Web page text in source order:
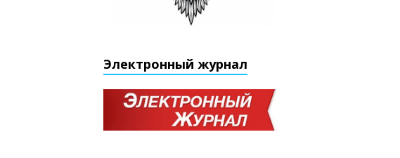
Электронный журнал